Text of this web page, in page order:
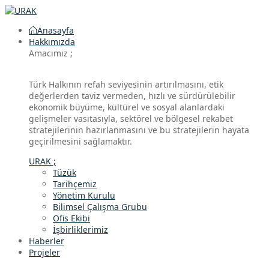
Anasayfa
Hakkımızda
Amacımız ;
Türk Halkının refah seviyesinin artırılmasını, etik
değerlerden taviz vermeden, hızlı ve sürdürülebilir
ekonomik büyüme, kültürel ve sosyal alanlardaki
gelişmeler vasıtasıyla, sektörel ve bölgesel rekabet
stratejilerinin hazırlanmasını ve bu stratejilerin hayata
geçirilmesini sağlamaktır.
URAK ;
Tüzük
Tarihçemiz
Yönetim Kurulu
Bilimsel Çalışma Grubu
Ofis Ekibi
İşbirliklerimiz
Haberler
Projeler